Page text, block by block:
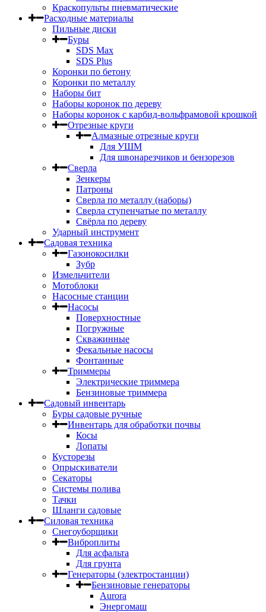
Краскопульты пневматические
Расходные материалы
Пильные диски
Буры
SDS Max
SDS Plus
Коронки по бетону
Коронки по металлу
Наборы бит
Наборы коронок по дереву
Наборы коронок с карбид-вольфрамовой крошкой
Отрезные круги
Алмазные отрезные круги
Для УШМ
Для швонарезчиков и бензорезов
Сверла
Зенкеры
Патроны
Сверла по металлу (наборы)
Сверла ступенчатые по металлу
Свёрла по дереву
Ударный инструмент
Садовая техника
Газонокосилки
Зубр
Измельчители
Мотоблоки
Насосные станции
Насосы
Поверхностные
Погружные
Скважинные
Фекальные насосы
Фонтанные
Триммеры
Электрические триммера
Бензиновые триммера
Садовый инвентарь
Буры садовые ручные
Инвентарь для обработки почвы
Косы
Лопаты
Кусторезы
Опрыскиватели
Секаторы
Системы полива
Тачки
Шланги садовые
Силовая техника
Снегоуборщики
Виброплиты
Для асфальта
Для грунта
Генераторы (электростанции)
Бензиновые генераторы
Aurora
Энергомаш